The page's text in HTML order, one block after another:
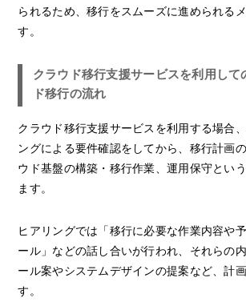
られるため、移行をスムーズに進められる
す。
クラウド移行支援サービスを利用して
ド移行の流れ
クラウド移行支援サービスを利用する場合
ングによる要件確認をしてから、移行計画
ウド基盤の構築・移行作業、運用保守とい
ます。
ヒアリングでは「移行に必要な作業内容や
ール」などの話し合いが行われ、それらの
ール案やシステムデザインの提案など、計
す。